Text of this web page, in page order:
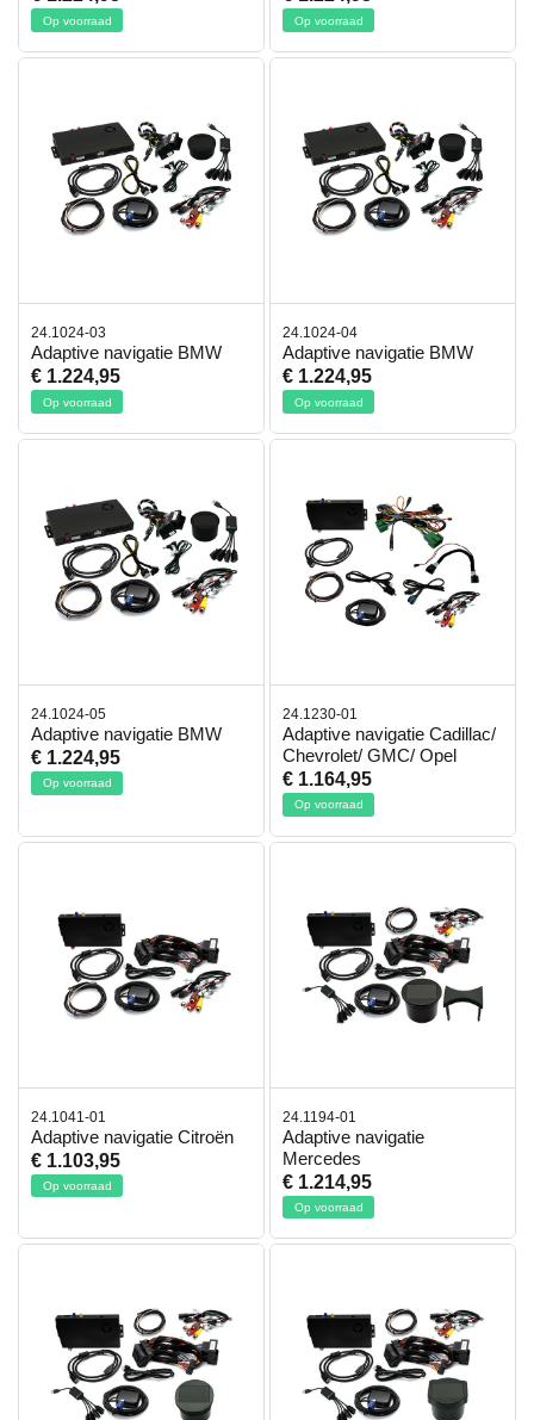
Op voorraad Op voorraad
24.1024-03
Adaptive navigatie BMW
€ 1.224,95
Op voorraad
24.1024-04
Adaptive navigatie BMW
€ 1.224,95
Op voorraad
24.1024-05
Adaptive navigatie BMW
€ 1.224,95
Op voorraad
24.1230-01
Adaptive navigatie Cadillac/
Chevrolet/ GMC/ Opel
€ 1.164,95
Op voorraad
24.1041-01
Adaptive navigatie Citroën
€ 1.103,95
Op voorraad
24.1194-01
Adaptive navigatie
Mercedes
€ 1.214,95
Op voorraad